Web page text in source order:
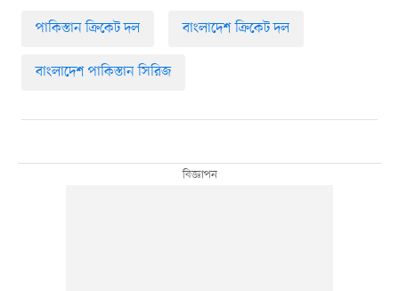
পাকিস্তান ক্রিকেট দল বাংলাদেশ ক্রিকেট দল
বাংলাদেশ পাকিস্তান সিরিজ